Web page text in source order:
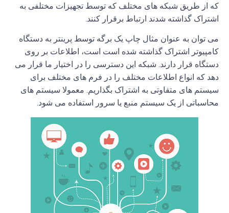
که از طریق شبکههای مختلف که توسط تجهیزات مختلفی به
اشتراک گذاشته شدند ارتباط برقرار کنند.
می توان به عنوان مثال چاپ یک برگه توسط پرینتر به دستگاه
کامپیوتر اشتراک گذاشته شده است است، اطلاعات بر روی
دستگاه قرار دارند. شبکه این دسترسی را در اختیار ما قرار می
دهد که انواع اطلاعات مختلف را در فرم های مختلف برای
سیستم های متفاوتی به اشتراک بگذاریم. معمولا سیستم های
محاسباتی از یک سیستم منبع یا سرور استفاده می شود.